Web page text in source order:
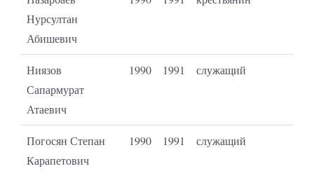
Нурсултан
Абишевич
Ниязов
Сапармурат
Атаевич
1990 1991 служащий
Погосян Степан
Карапетович
1990 1991 служащий